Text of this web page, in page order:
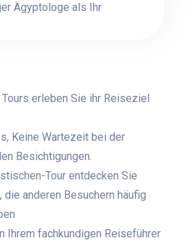
Ägyptologe als Ihr
erleben Sie ihr Reiseziel
Keine Wartezeit bei der
Besichtigungen.
Tour entdecken Sie
die anderen Besuchern häufig
Ihrem fachkundigen Reiseführer